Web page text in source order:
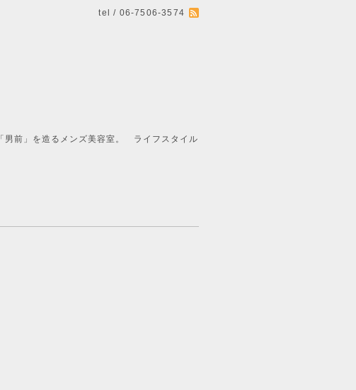
tel / 06-7506-3574
ライフスタイル